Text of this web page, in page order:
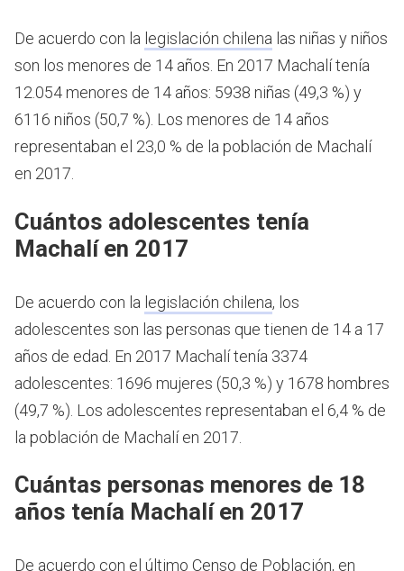
De acuerdo con la legislación chilena las niñas y niños
son los menores de 14 años. En 2017 Machalí tenía
12.054 menores de 14 años: 5938 niñas (49,3 %) y
6116 niños (50,7 %). Los menores de 14 años
representaban el 23,0 % de la población de Machalí
en 2017.
Cuántos adolescentes tenía
Machalí en 2017
De acuerdo con la legislación chilena, los
adolescentes son las personas que tienen de 14 a 17
años de edad. En 2017 Machalí tenía 3374
adolescentes: 1696 mujeres (50,3 %) y 1678 hombres
(49,7 %). Los adolescentes representaban el 6,4 % de
la población de Machalí en 2017.
Cuántas personas menores de 18
años tenía Machalí en 2017
De acuerdo con el último Censo de Población, en